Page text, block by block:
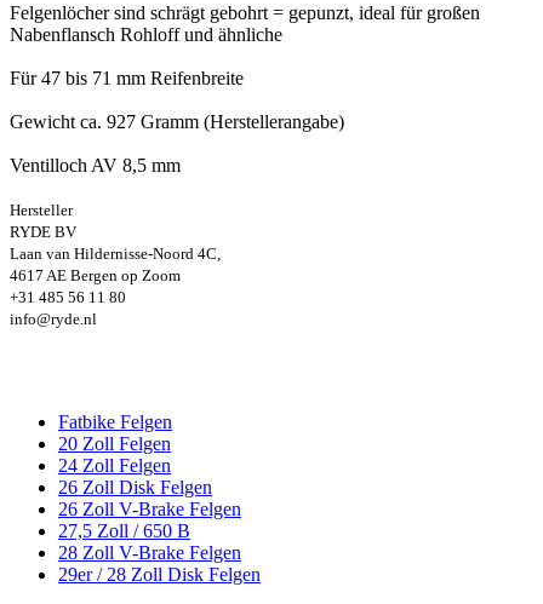
Felgenlöcher sind schrägt gebohrt = gepunzt, ideal für großen
Nabenflansch Rohloff und ähnliche
Für 47 bis 71 mm Reifenbreite
Gewicht ca. 927 Gramm (Herstellerangabe)
Ventilloch AV 8,5 mm
Hersteller
RYDE BV
Laan van Hildernisse-Noord 4C,
4617 AE Bergen op Zoom
+31 485 56 11 80
info@ryde.nl
Fatbike Felgen
20 Zoll Felgen
24 Zoll Felgen
26 Zoll Disk Felgen
26 Zoll V-Brake Felgen
27,5 Zoll / 650 B
28 Zoll V-Brake Felgen
29er / 28 Zoll Disk Felgen